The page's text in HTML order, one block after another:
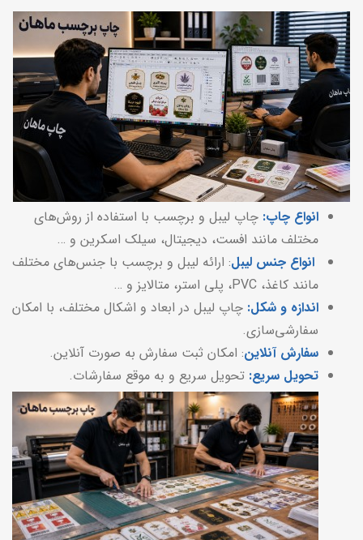
انواع چاپ: چاپ لیبل و برچسب با استفاده از روش‌های
مختلف مانند افست، دیجیتال، سیلک اسکرین و …
انواع جنس لیبل: ارائه لیبل و برچسب با جنس‌های مختلف
مانند کاغذ، PVC، پلی استر، متالایز و …
اندازه و شکل: چاپ لیبل در ابعاد و اشکال مختلف، با امکان
سفارشی‌سازی.
سفارش آنلاین: امکان ثبت سفارش به صورت آنلاین.
تحویل سریع: تحویل سریع و به موقع سفارشات.